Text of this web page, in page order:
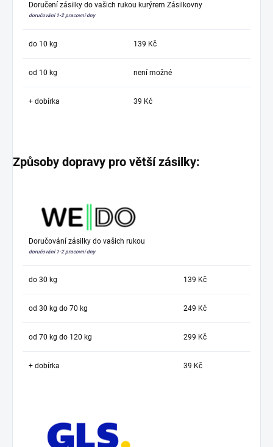
Doručení zásilky do vašich rukou kurýrem Zásilkovny
doručování 1-2 pracovní dny
do 10 kg 139 Kč
od 10 kg není možné
+ dobírka 39 Kč
Způsoby dopravy pro větší zásilky:
Doručování zásilky do vašich rukou
doručování 1-2 pracovní dny
do 30 kg 139 Kč
od 30 kg do 70 kg 249 Kč
od 70 kg do 120 kg 299 Kč
+ dobírka 39 Kč